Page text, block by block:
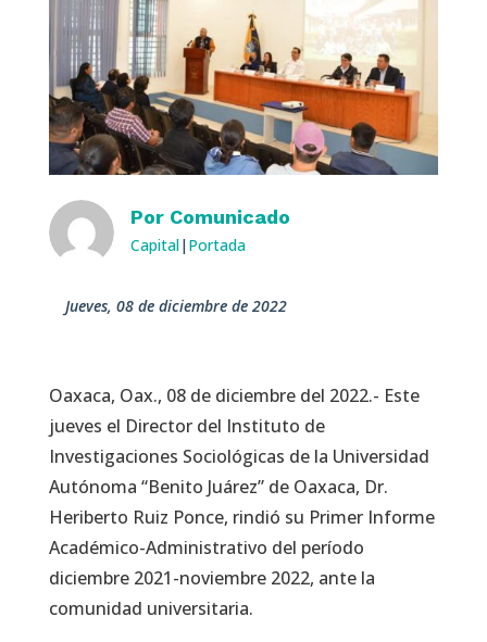
Por Comunicado
Capital| Portada
jueves, 08 de diciembre de 2022
Oaxaca, Oax., 08 de diciembre del 2022.- Este
jueves el Director del Instituto de
Investigaciones Sociológicas de la Universidad
Autónoma “Benito Juárez” de Oaxaca, Dr.
Heriberto Ruiz Ponce, rindió su Primer Informe
Académico-Administrativo del período
diciembre 2021-noviembre 2022, ante la
comunidad universitaria.